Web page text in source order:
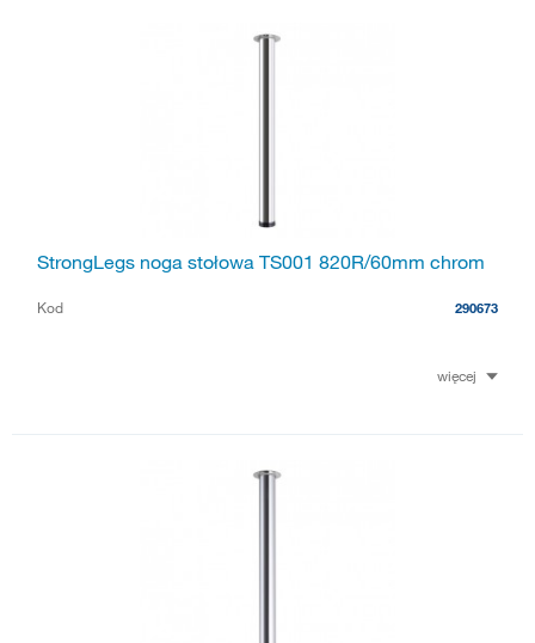
StrongLegs noga stołowa TS001 820R/60mm chrom
Kod 290673
więcej